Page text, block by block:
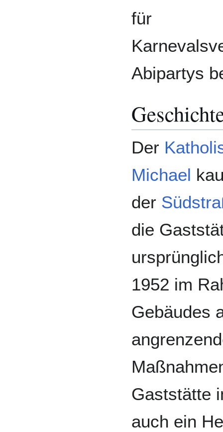
für
Abipartys
Der
Michael
der
die
1952 im
Gebäudes
Gaststätte
auch ein